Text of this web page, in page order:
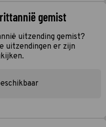
gemist
uitzending gemist?
uitzendingen er zijn